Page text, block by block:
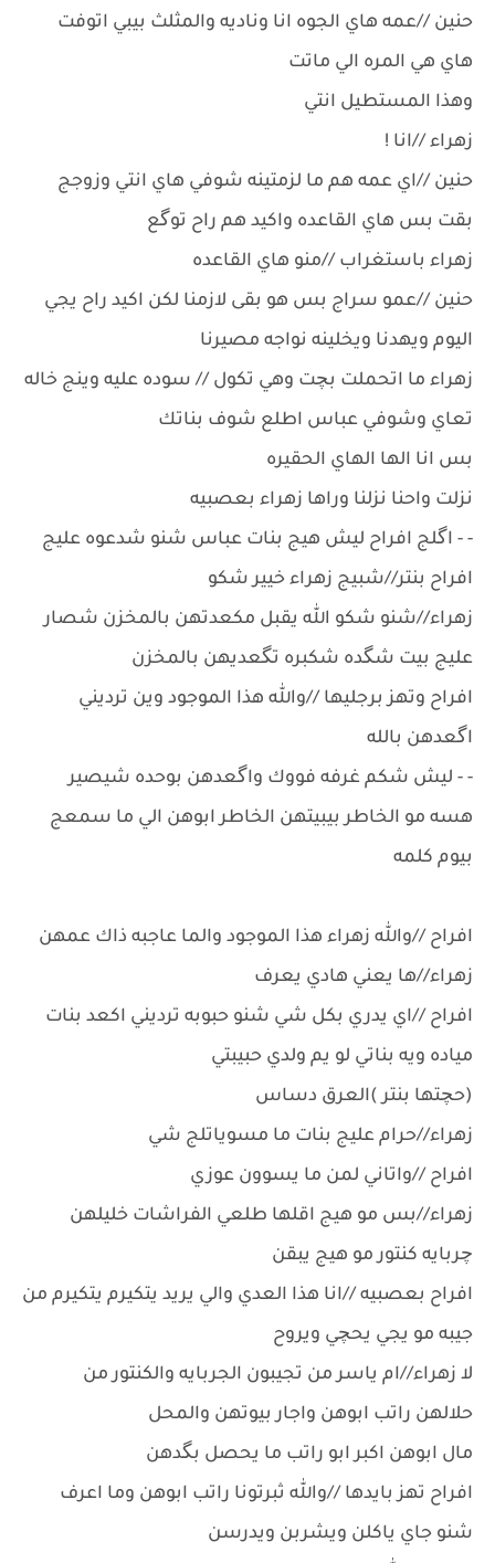
حنين //عمه هاي الجوه انا وناديه والمثلث بيبي اتوفت
هاي هي المره الي ماتت
وهذا المستطيل انتي
زهراء //انا !
حنين //اي عمه هم ما لزمتينه شوفي هاي انتي وزوجج
بقت بس هاي القاعده واكيد هم راح توگع
زهراء باستغراب //منو هاي القاعده
حنين //عمو سراج بس هو بقى لازمنا لكن اكيد راح يجي
اليوم ويهدنا ويخلينه نواجه مصيرنا
زهراء ما اتحملت بچت وهي تكول // سوده عليه وينج خاله
تعاي وشوفي عباس اطلع شوف بناتك
بس انا الها الهاي الحقيره
نزلت واحنا نزلنا وراها زهراء بعصبيه
- - اگلج افراح ليش هيج بنات عباس شنو شدعوه عليج
افراح بنتر//شبيج زهراء خيير شكو
زهراء//شنو شكو الله يقبل مكعدتهن بالمخزن شصار
عليج بيت شگده شكبره تگعديهن بالمخزن
افراح وتهز برجليها //والله هذا الموجود وين ترديني
اگعدهن بالله
- - ليش شكم غرفه فووك واگعدهن بوحده شيصير
هسه مو الخاطر بيبيتهن الخاطر ابوهن الي ما سمعج
بيوم كلمه
افراح //والله زهراء هذا الموجود والما عاجبه ذاك عمهن
زهراء//ها يعني هادي يعرف
افراح //اي يدري بكل شي شنو حبوبه ترديني اكعد بنات
مياده ويه بناتي لو يم ولدي حبيبتي
(حچتها بنتر )العرق دساس
زهراء//حرام عليج بنات ما مسوياتلج شي
افراح //واتاني لمن ما يسوون عوزي
زهراء//بس مو هيج اقلها طلعي الفراشات خليلهن
چربايه كنتور مو هيج يبقن
افراح بعصبيه //انا هذا العدي والي يريد يتكيرم يتكيرم من
جيبه مو يجي يحچي ويروح
لا زهراء//ام ياسر من تجيبون الجربايه والكنتور من
حلالهن راتب ابوهن واجار بيوتهن والمحل
مال ابوهن اكبر ابو راتب ما يحصل بگدهن
افراح تهز بايدها //والله ثبرتونا راتب ابوهن وما اعرف
شنو جاي ياكلن ويشربن ويدرسن